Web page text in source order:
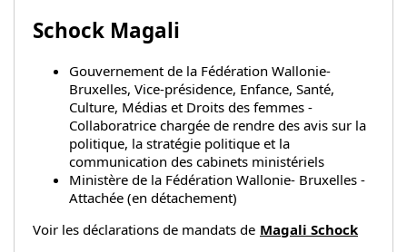
Schock Magali
Gouvernement de la Fédération Wallonie-
Bruxelles, Vice-présidence, Enfance, Santé,
Culture, Médias et Droits des femmes -
Collaboratrice chargée de rendre des avis sur la
politique, la stratégie politique et la
communication des cabinets ministériels
Ministère de la Fédération Wallonie- Bruxelles -
Attachée (en détachement)
Voir les déclarations de mandats de Magali Schock